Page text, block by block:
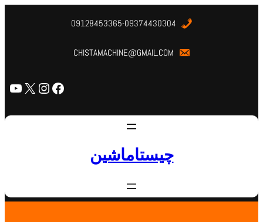
09128453365-09374430304
CHISTAMACHINE@GMAIL.COM
چیستاماشین